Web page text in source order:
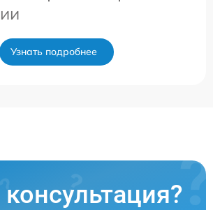
Узнать подробнее